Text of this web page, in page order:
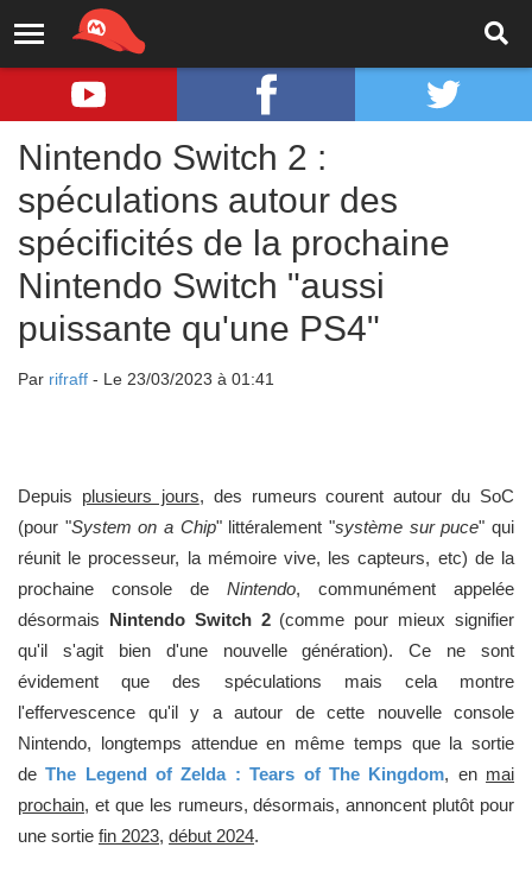
Nintendo Switch 2 :
spéculations autour des
spécificités de la prochaine
Nintendo Switch "aussi
puissante qu'une PS4"
Par rifraff - Le 23/03/2023 à 01:41
Depuis plusieurs jours, des rumeurs courent autour du SoC
(pour "System on a Chip" littéralement "système sur puce" qui
réunit le processeur, la mémoire vive, les capteurs, etc) de la
prochaine console de Nintendo, communément appelée
désormais Nintendo Switch 2(comme pour mieux signifier
qu'il s'agit bien d'une nouvelle génération). Ce ne sont
évidement que des spéculations mais cela montre
l'effervescence qu'il y a autour de cette nouvelle console
Nintendo, longtemps attendue en même temps que la sortie
deThe Legend of Zelda : Tears of The Kingdom, en mai
prochain, et que les rumeurs, désormais, annoncent plutôt pour
une sortie fin 2023, début 2024.